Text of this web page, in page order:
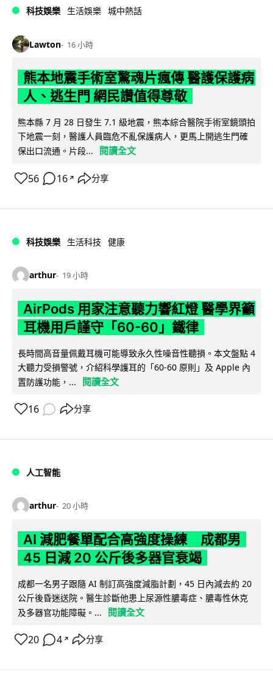
科技娛樂 生活娛樂 城中熱話
Lawton 16 小時
熊本地震手術室驚魂片瘋傳 醫護保護病
人、逃生門 網民讚值得尊敬
熊本縣 7 月 28 日發生 7.1 級地震，熊本綜合醫院手術室鏡頭拍
下地震一刻，醫護人員臨危不亂保護病人，更馬上開逃生門確
保出口流通。片段...
閱讀全文
56 16 ↗ 分享
科技娛樂 生活科技 健康
arthur 19 小時
AirPods 用家注意聽力響紅燈 醫學界籲
耳機用戶謹守「60-60」鐵律
長時間高音量佩戴耳機可能導致永久性噪音性聽損。本文盤點 4
大聽力受損警號，介紹科學護耳的「60-60 原則」及 Apple 內
置防護功能，...
閱讀全文
16 分享
人工智能
arthur 20 小時
AI 減肥餐單配合高強度操練 成都男
45 日減 20 公斤後多器官衰竭
成都一名男子跟隨 AI 制訂高強度減脂計劃，45 日內減去約 20
公斤後昏迷送院。醫生診斷他患上尿源性膿毒症、膿毒性休克
及多器官功能障礙。...
閱讀全文
20 4 ↗ 分享